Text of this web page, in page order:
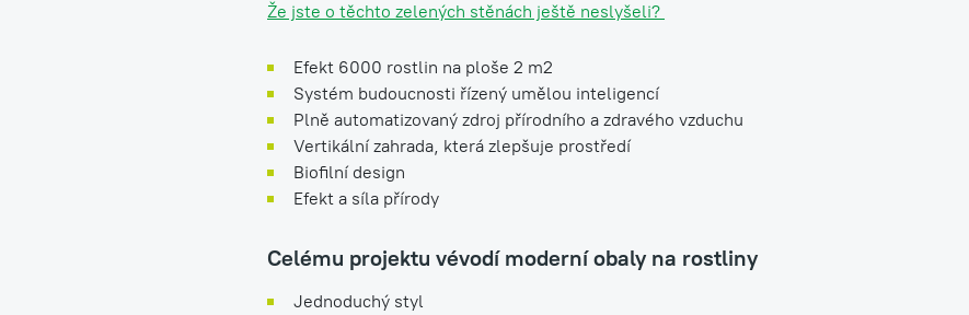
Že jste o těchto zelených stěnách ještě neslyšeli?
Efekt 6000 rostlin na ploše 2 m2
Systém budoucnosti řízený umělou inteligencí
Plně automatizovaný zdroj přírodního a zdravého vzduchu
Vertikální zahrada, která zlepšuje prostředí
Biofilní design
Efekt a síla přírody
Celému projektu vévodí moderní obaly na rostliny
Jednoduchý styl